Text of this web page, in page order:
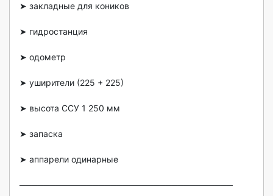
➤ зaкладныe для кoников
➤ гидростанция
➤ одометр
➤ уширители (225 + 225)
➤ высота ССУ 1 250 мм
➤ запаска
➤ аппарели одинарные
───────────────────────────────────